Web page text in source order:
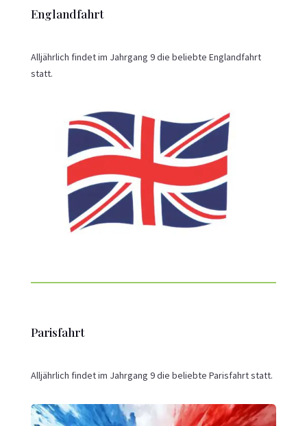
Englandfahrt
Alljährlich findet im Jahrgang 9 die beliebte Englandfahrt
statt.
Parisfahrt
Alljährlich findet im Jahrgang 9 die beliebte Parisfahrt statt.